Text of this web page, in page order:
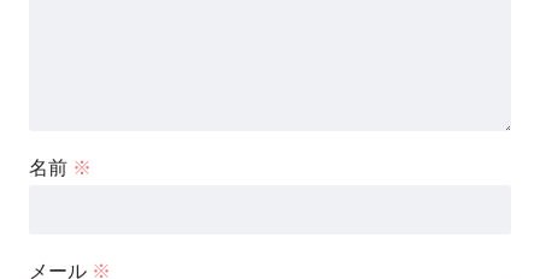
名前 ※
メール ※